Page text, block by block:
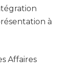
à
Affaires